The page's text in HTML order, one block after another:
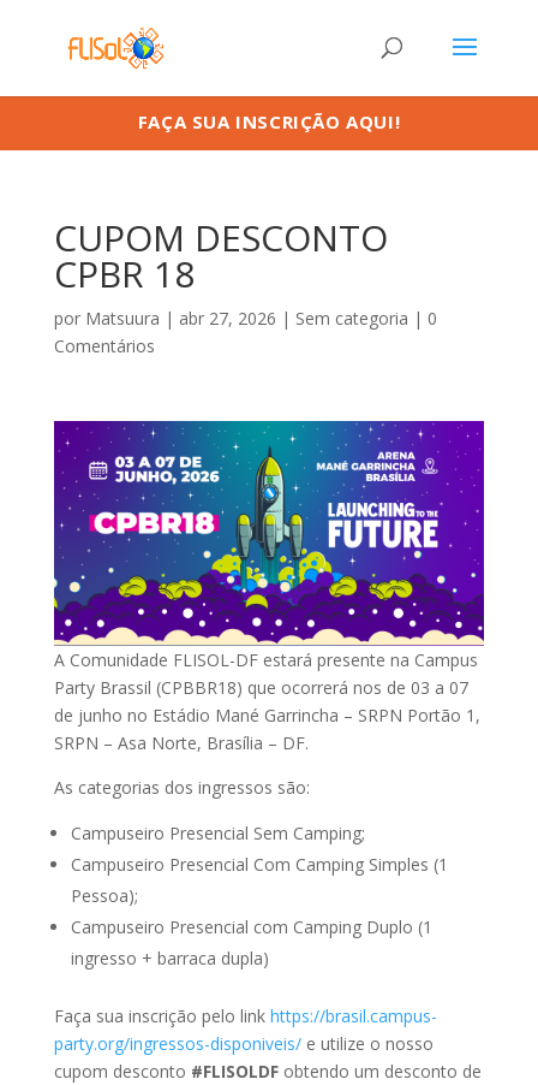
FAÇA SUA INSCRIÇÃO AQUI!
CUPOM DESCONTO
CPBR 18
por Matsuura | abr 27, 2026 | Sem categoria | 0
Comentários
A Comunidade FLISOL-DF estará presente na Campus
Party Brassil (CPBBR18) que ocorrerá nos de 03 a 07
de junho no Estádio Mané Garrincha – SRPN Portão 1,
SRPN – Asa Norte, Brasília – DF.
As categorias dos ingressos são:
Campuseiro Presencial Sem Camping;
Campuseiro Presencial Com Camping Simples (1
Pessoa);
Campuseiro Presencial com Camping Duplo (1
ingresso + barraca dupla)
Faça sua inscrição pelo link https://brasil.campus-
party.org/ingressos-disponiveis/e utilize o nosso
cupom desconto #FLISOLDF obtendo um desconto de